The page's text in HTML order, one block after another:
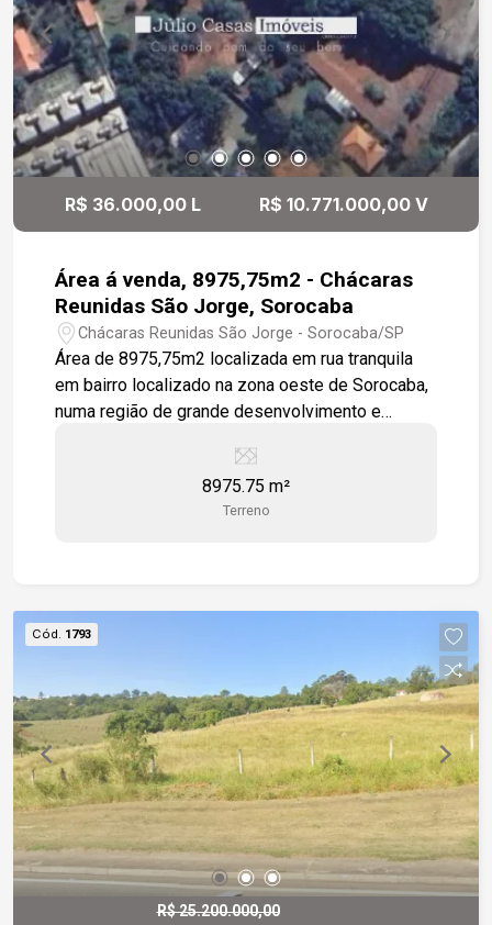
R$ 36.000,00 L R$ 10.771.000,00 V
Área á venda, 8975,75m2 - Chácaras
Reunidas São Jorge, Sorocaba
Chácaras Reunidas São Jorge - Sorocaba/SP
Área de 8975,75m2 localizada em rua tranquila
em bairro localizado na zona oeste de Sorocaba,
numa região de grande desenvolvimento e
Ingleses e Villa do Bosque, além de próximo a
comércios em geral como; padarias, restaurantes,
supermercados. Fácil acesso à rodovia Raposo
frente para duas ruas, um com testada de 28m e
outro com testada de 50m, ambos somando uma
área aproximada de 9.000m². Localizado numa
região de grande desenvolvimento e cercada por
condomínios como Villa dos Ingleses e Villa do
Bosque, além de próximo a comércios em geral
como; padarias, restaurantes, supermercados.
Fácil acesso à rodovia Raposo Tavares e a cerca
de 10minutos de carro do shopping Iguatemi
Esplanada.
8975.75 m²
Terreno
Cód. 1793
R$ 25.200.000,00